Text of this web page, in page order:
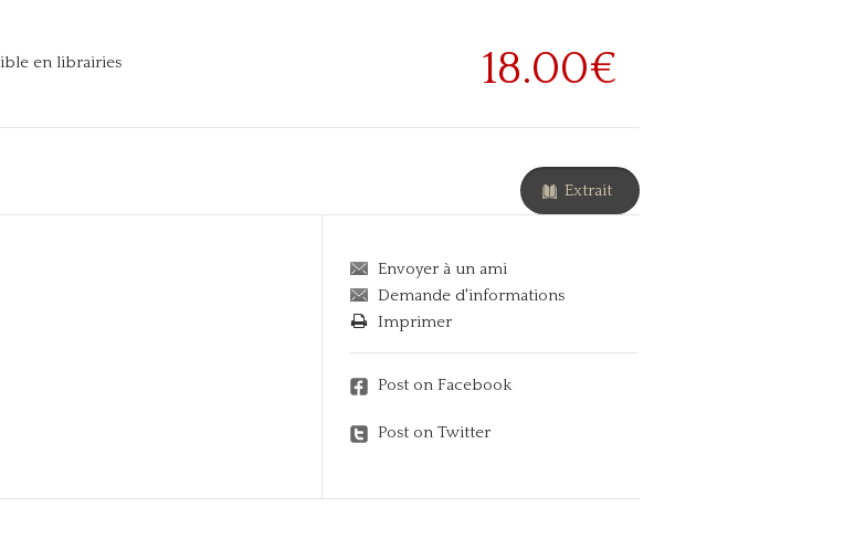
en librairies 18.00€
Extrait
Envoyer à un ami
Demande d'informations
Imprimer
Post on Facebook
Post on Twitter